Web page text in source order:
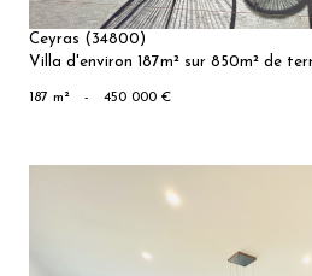
Ceyras (34800)
Villa d'environ 187m² sur 850m² de
187 m² - 450 000 €